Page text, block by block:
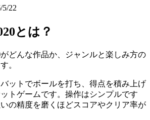
22
とは？
がどんな作品か、ジャンルと楽しみ方の
。
ットでボールを打ち、得点を積み上げ
トゲームです。操作はシンプルです
の精度を磨くほどスコアやクリア率が